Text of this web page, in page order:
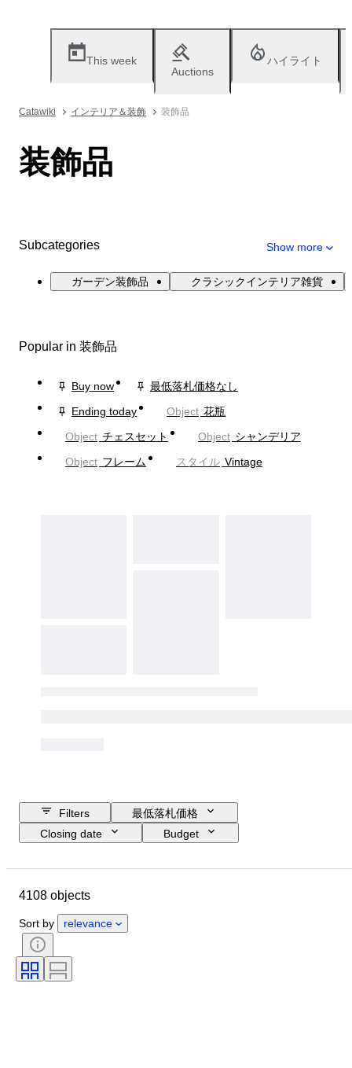
This week
Auctions
ハイライト
Catawiki インテリア＆装飾 装飾品
装飾品
Subcategories Show more
ガーデン装飾品 クラシックインテリア雑貨
Popular in 装飾品
Buy now
最低落札価格なし
Ending today
Object 花瓶
Object チェスセット Object シャンデリア
Object フレーム スタイル Vintage
Filters
最低落札価格
Closing date
Budget
Country of origin
コンディション
鑑定書
署名
時計ムーブメント
4108 objects
Sort by relevance